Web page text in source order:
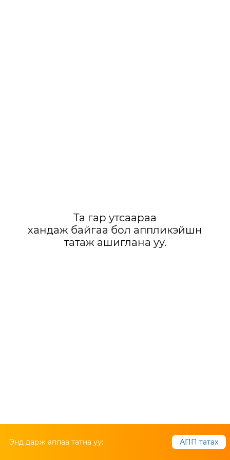
Та гар утсаараа
хандаж байгаа бол аппликэйшн
татаж ашиглана уу.
Энд дарж аппаа татна уу: АПП татах